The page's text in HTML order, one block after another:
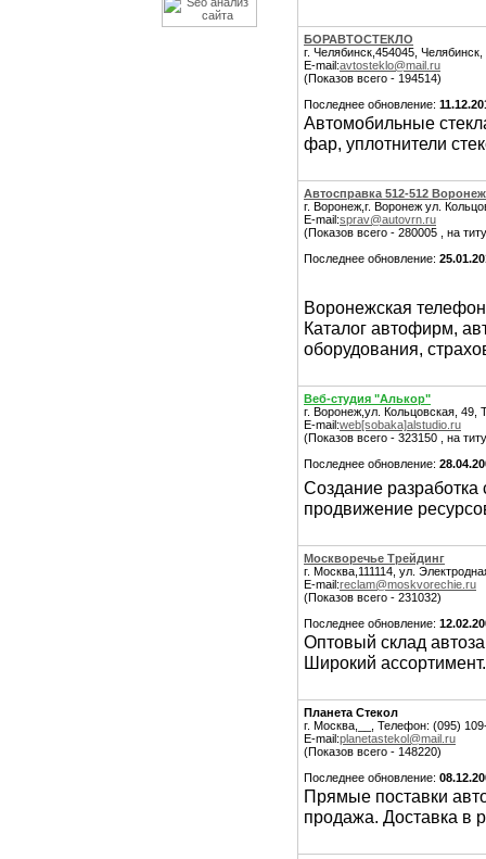
БОРАВТОСТЕКЛО
г. Челябинск,454045,
E-mail:avtosteklo@mail.ru
(Показов всего - 194514)
Последнее обновление:
Автомобильные
фар, уплотнители
Автосправка 512-512 Воронеж
г. Воронеж,г. Воронеж ул.
E-mail:sprav@autovrn.ru
(Показов всего - 280005 , на
Последнее обновление:
Воронежская
Каталог автофирм,
оборудования,
Веб-студия "Алькор"
г. Воронеж,ул. Кольцовская, 49,
E-mail:web[sobaka]alstudio.ru
(Показов всего - 323150 , на
Последнее обновление:
Создание разработка
продвижение
Москворечье Трейдинг
г. Москва,111114, ул.
E-mail:reclam@moskvorechie.ru
(Показов всего - 231032)
Последнее обновление:
Оптовый склад
Широкий
Планета Стекол
г. Москва,__, Телефон: (095)
E-mail:planetastekol@mail.ru
(Показов всего - 148220)
Последнее обновление:
Прямые поставки
продажа. Доставка в